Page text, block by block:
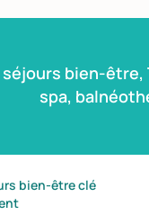
séjours bien-
spa,
bien-être clé